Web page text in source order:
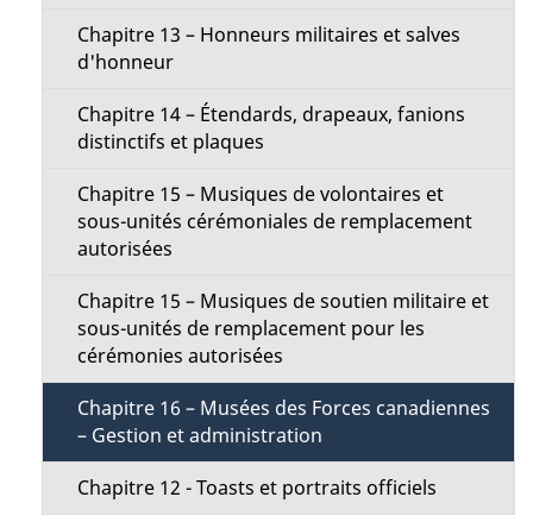
Chapitre 13 – Honneurs militaires et salves
d'honneur
Chapitre 14 – Étendards, drapeaux, fanions
distinctifs et plaques
Chapitre 15 – Musiques de volontaires et
sous-unités cérémoniales de remplacement
autorisées
Chapitre 15 – Musiques de soutien militaire et
sous-unités de remplacement pour les
cérémonies autorisées
Chapitre 16 – Musées des Forces canadiennes
– Gestion et administration
Chapitre 12 - Toasts et portraits officiels